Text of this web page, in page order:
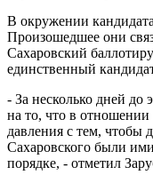
В окружении
Произошедшее они
Сахаровский
единственный
- За несколько дней до
на то, что в
давления с тем, чтобы
Сахаровского были
порядке, - отметил